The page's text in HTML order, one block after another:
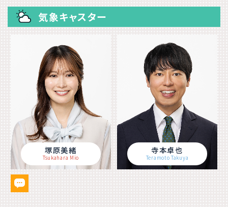
気象キャスター
塚原美緒
Tsukahara Mio
寺本卓也
Teramoto Takuya